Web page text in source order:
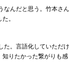
なんだと思う。竹本さ
。
。言語化していただ
りたかった繋がりも